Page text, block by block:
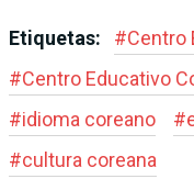
Etiquetas: #Centro
#Centro Educativo
#idioma coreano #
#cultura coreana